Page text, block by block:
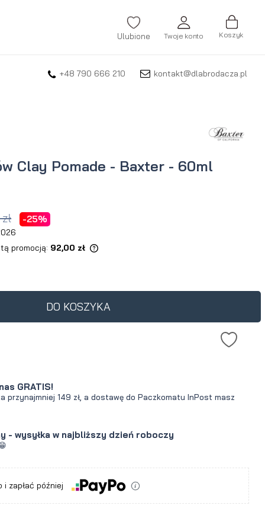
Koszyk
Twoje konto
ZALOGUJ SIĘ
Ulubione
+48 790 666 210 kontakt@dlabrodacza.pl
Clay Pomade - Baxter - 60ml
-25%
promocją: 92,00 zł
się w sprzedaży.DO KOSZYKA
GRATIS!
przynajmniej 149 zł, a dostawę do Paczkomatu InPost masz
- wysyłka w najbliższy dzień roboczy
i zapłać później